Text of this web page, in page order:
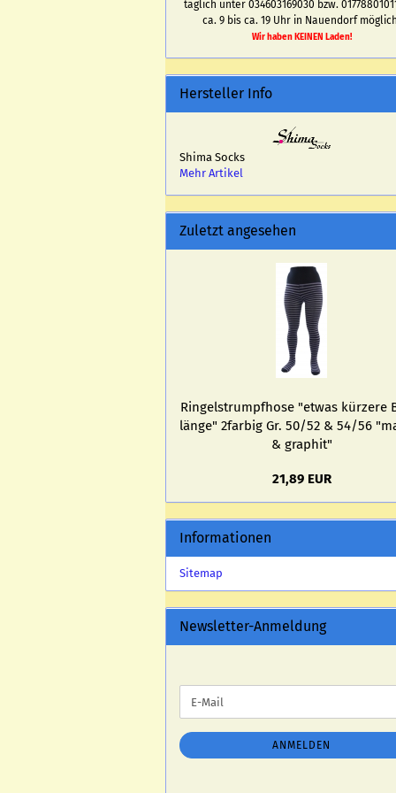
täglich unter 034603169030 bzw.
ca. 9 bis ca. 19 Uhr in Nauendorf
Wir haben KEINEN Laden!
Hersteller Info
Shima Socks
Mehr Artikel
Zuletzt angesehen
Rin­gel­strumpf­ho­se "etwas kür­ze­re
län­ge" 2farbig Gr. 50/52 & 54/56
& gra­phit"
21,89 EUR
Informationen
Sitemap
Newsletter-Anmeldung
ZUR
ANMELDUNG
E-
Mail
ANMELDEN